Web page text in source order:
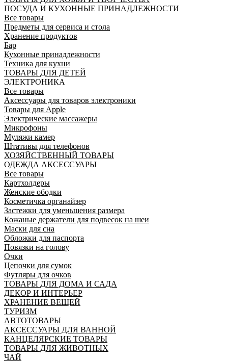
ПОСУДА И КУХОННЫЕ ПРИНАДЛЕЖНОСТИ
Все товары
Предметы для сервиса и стола
Хранение продуктов
Бар
Кухонные принадлежности
Техника для кухни
ТОВАРЫ ДЛЯ ДЕТЕЙ
ЭЛЕКТРОНИКА
Все товары
Аксессуары для товаров электроники
Товары для Apple
Электрические массажеры
Микрофоны
Муляжи камер
Штативы для телефонов
ХОЗЯЙСТВЕННЫЙ ТОВАРЫ
ОДЕЖДА АКСЕССУАРЫ
Все товары
Картхолдеры
Женские ободки
Косметичка органайзер
Застежки для уменьшения размера
Кожаные держатели для подвесок на шеи
Маски для сна
Обложки для паспорта
Повязки на голову
Очки
Цепочки для сумок
Футляры для очков
ТОВАРЫ ДЛЯ ДОМА И САДА
ДЕКОР И ИНТЕРЬЕР
ХРАНЕНИЕ ВЕЩЕЙ
ТУРИЗМ
АВТОТОВАРЫ
АКСЕССУАРЫ ДЛЯ ВАННОЙ
КАНЦЕЛЯРСКИЕ ТОВАРЫ
ТОВАРЫ ДЛЯ ЖИВОТНЫХ
ЧАЙ